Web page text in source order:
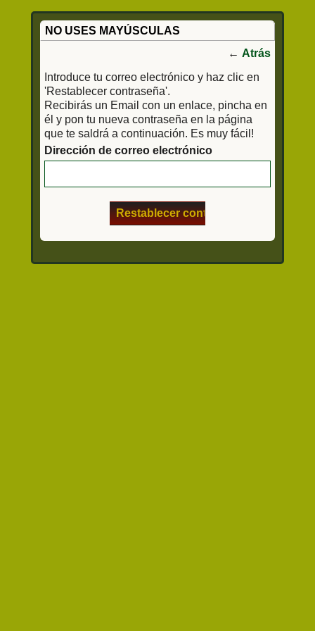
NO USES MAYÚSCULAS
← Atrás
Introduce tu correo electrónico y haz clic en
'Restablecer contraseña'.
Recibirás un Email con un enlace, pincha en
él y pon tu nueva contraseña en la página
que te saldrá a continuación. Es muy fácil!
Dirección de correo electrónico